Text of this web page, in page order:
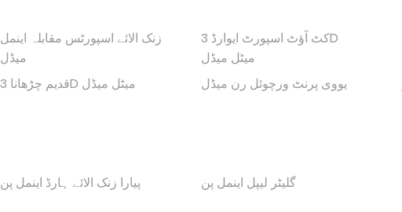
زنک الائے اسپورٹس مقابلہ اینمل
میڈل
کٹ آؤٹ اسپورٹ ایوارڈ 3D
میٹل میڈل
قدیم چڑھانا 3D میٹل میڈل یووی پرنٹ ورچوئل رن میڈل
پیارا زنک الائے ہارڈ اینمل پن گلیٹر لیپل اینمل پن